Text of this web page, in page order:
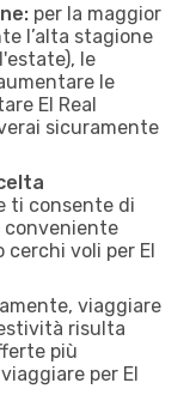
per la maggior
l’alta stagione
le
le
El Real
sicuramente
ti consente di
conveniente
voli per El
viaggiare
risulta
più
per El